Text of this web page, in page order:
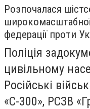
Розпочалася
широкомасштабної
федерації проти
Поліція
цивільному
Російські
«С-300», РСЗВ